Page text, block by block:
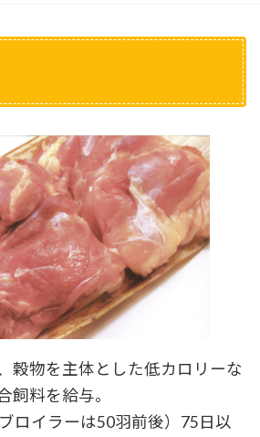
穀物を主体とした低カロリーな
飼料を給与。
ロイラーは50羽前後）75日以